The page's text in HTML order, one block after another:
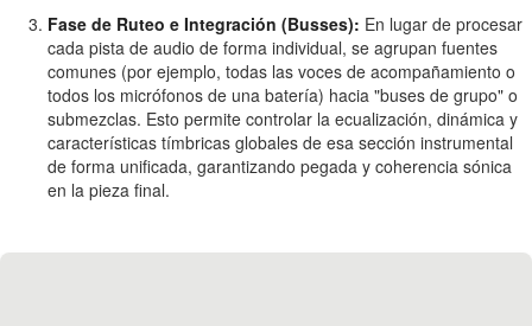
Fase de Ruteo e Integración (Busses): En lugar de procesar
cada pista de audio de forma individual, se agrupan fuentes
comunes (por ejemplo, todas las voces de acompañamiento o
todos los micrófonos de una batería) hacia "buses de grupo" o
submezclas. Esto permite controlar la ecualización, dinámica y
características tímbricas globales de esa sección instrumental
de forma unificada, garantizando pegada y coherencia sónica
en la pieza final.